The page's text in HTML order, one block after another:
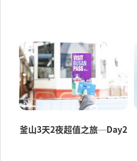
釜山3天2夜超值之旅─Day2